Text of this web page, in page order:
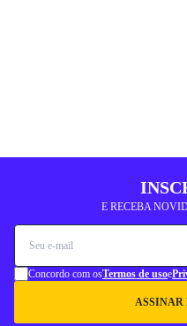
E RECEBA
Concordo com osTermos de usoe
ASSINAR